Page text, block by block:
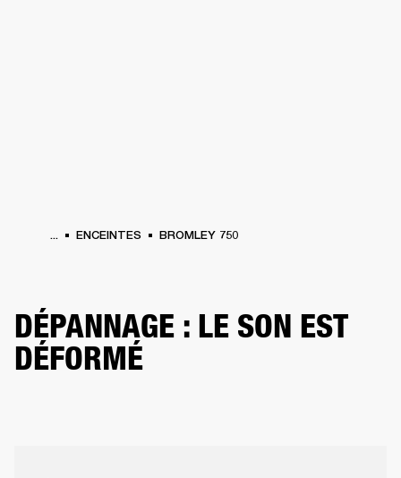
... ENCEINTES BROMLEY 750
DÉPANNAGE : LE SON EST
DÉFORMÉ